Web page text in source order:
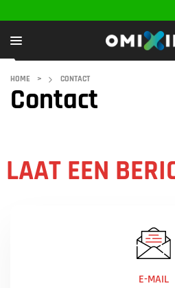
HOME > CONTACT
Contact
LAAT EEN
E-MAIL